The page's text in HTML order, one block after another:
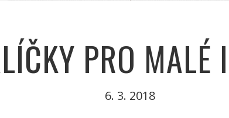
PRO MALÉ
6. 3. 2018